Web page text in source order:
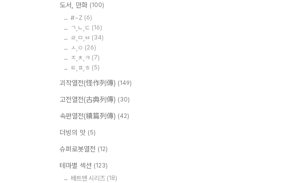
도서, 만화 (100)
#~Z (6)
ㄱ,ㄴ,ㄷ (16)
ㄹ,ㅁ,ㅂ (34)
ㅅ,ㅇ (26)
ㅈ,ㅊ,ㅋ (7)
ㅌ,ㅍ,ㅎ (5)
괴작열전(怪作列傳) (149)
고전열전(古典列傳) (30)
속편열전(續篇列傳) (42)
더빙의 맛 (5)
슈퍼로봇열전 (12)
테마별 섹션 (123)
배트맨 시리즈 (18)